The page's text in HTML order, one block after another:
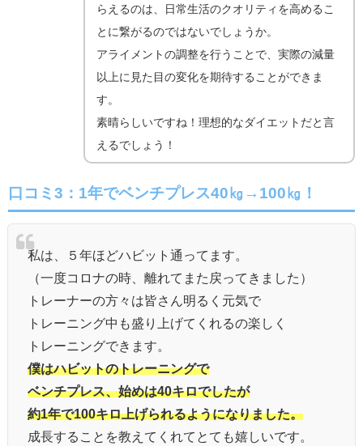
らえるのは、日常生活のクオリティを高めるこ
とに繋がるのではないでしょうか。
アライメントの調整を行うことで、実際の減量
以上に見た目の変化を期待することができま
す。
素晴らしいですね！理想的なダイエットだと言
えるでしょう！
口コミ3：1年でベンチプレス40㎏→100㎏！
私は、５年ほどハビット通ってます。
（一度コロナの時、離れてまた戻ってきました）
トレーナーの方々は皆さん明るく元気で
トレーニング中も盛り上げてくれるの楽しく
トレーニングできます。
僕はハビットのトレーニングで
ベンチプレス、始めは40キロでしたが
約1年で100キロ上げられるようになりました。
成長することを教えてくれてとても嬉しいです。